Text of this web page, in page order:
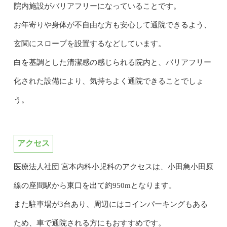
院内施設がバリアフリーになっていることです。
お年寄りや身体が不自由な方も安心して通院できるよう、
玄関にスロープを設置するなどしています。
白を基調とした清潔感の感じられる院内と、バリアフリー
化された設備により、気持ちよく通院できることでしょ
う。
アクセス
医療法人社団 宮本内科小児科のアクセスは、小田急小田原
線の座間駅から東口を出て約950mとなります。
また駐車場が3台あり、周辺にはコインパーキングもある
ため、車で通院される方にもおすすめです。